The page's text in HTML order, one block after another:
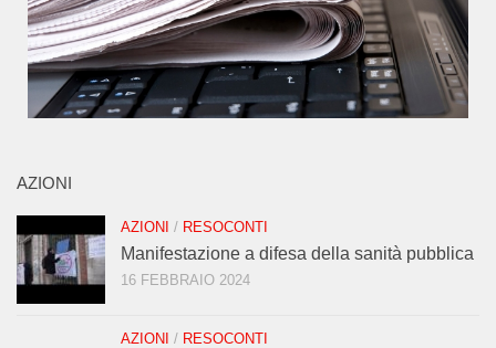
AZIONI
AZIONI / RESOCONTI
Manifestazione a difesa della sanità pubblica
16 FEBBRAIO 2024
AZIONI / RESOCONTI